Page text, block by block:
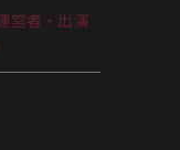
営者・出演